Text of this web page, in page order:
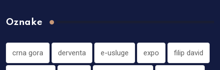
Oznake
crna gora derventa e-usluge expo filip david